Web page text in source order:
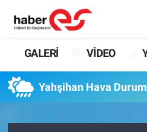
GALERİ VİDEO
Yahşihan Hava
GALERİ
Eskişehir Nöbetçi